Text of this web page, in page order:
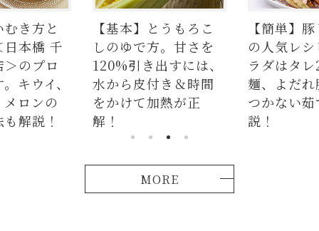
き方と
本橋 千
のプロ
キウイ、
ロンの
解説！
【基本】とうもろこ
しのゆで方。甘さを
120%引き出すには、
水から皮付き＆時間
をかけて加熱が正
解！
【簡単】
の人気レ
ラダはタ
麺、よだ
つかない
説！
MORE